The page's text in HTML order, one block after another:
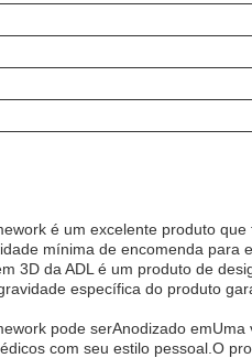
é um excelente produto
mínima de encomenda
3D da ADL é um produto de
específica do produto
pode serAnodizado emUma
com seu estilo pessoal.O